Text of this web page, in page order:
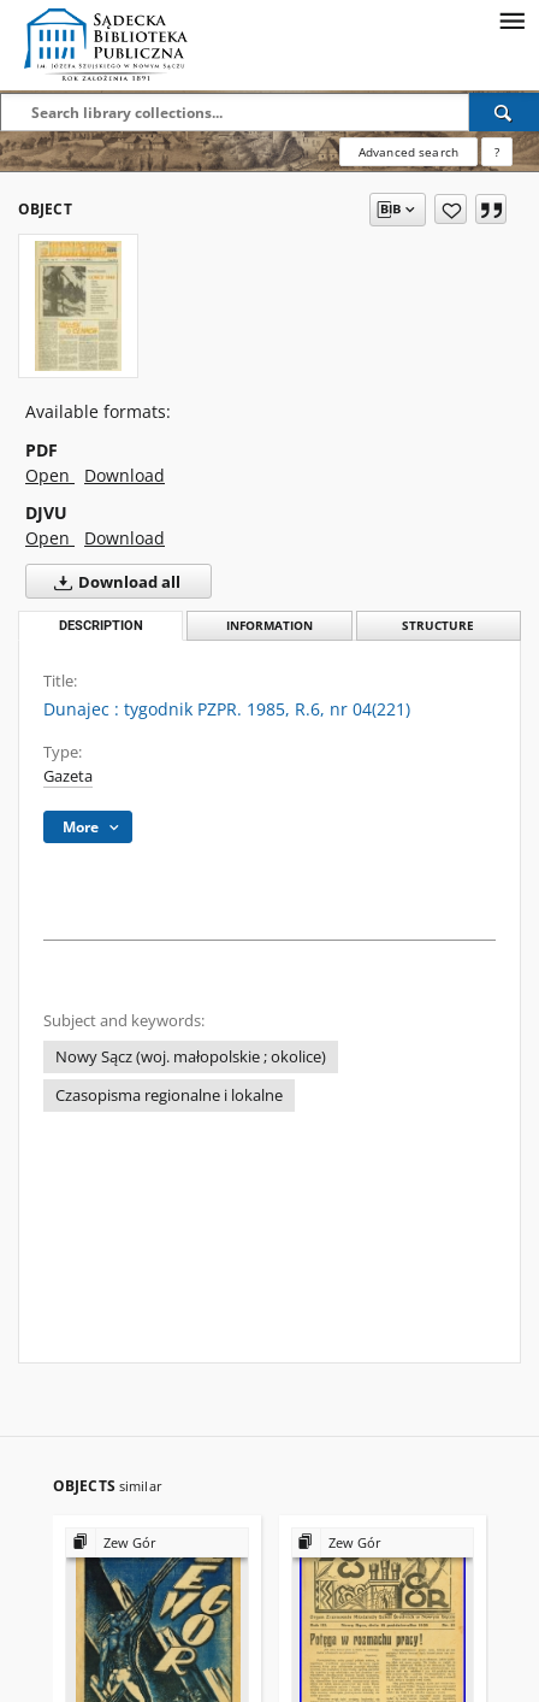
Advanced search ?
OBJECT
Available formats:
PDF
Open
Download
DJVU
Open
Download
Download all
DESCRIPTION INFORMATION STRUCTURE
Title:
Dunajec : tygodnik PZPR. 1985, R.6, nr 04(221)
Type:
Gazeta
More
Subject and keywords:
Nowy Sącz (woj. małopolskie ; okolice)
Czasopisma regionalne i lokalne
OBJECTS similar
Zew Gór Zew Gór